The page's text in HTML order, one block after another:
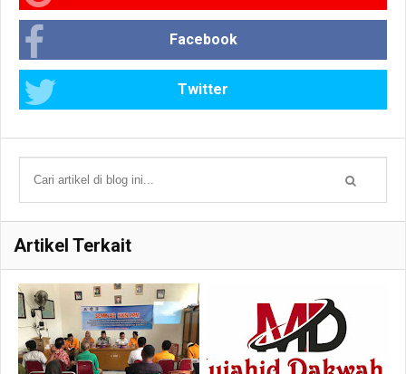
Facebook
Twitter
Artikel Terkait